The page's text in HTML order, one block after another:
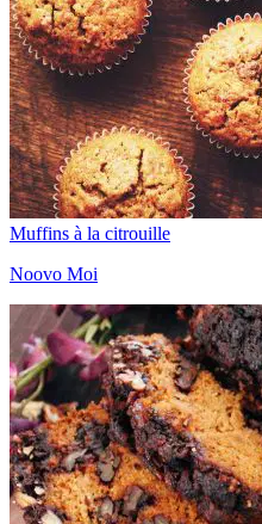
Muffins à la citrouille
Noovo Moi